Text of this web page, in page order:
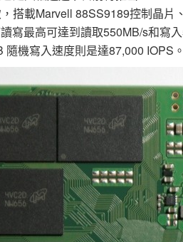
搭載Marvell 88SS9189控制晶片
寫最高可達到讀取550MB/s和寫
機寫入速度則是達87,000 IOPS。